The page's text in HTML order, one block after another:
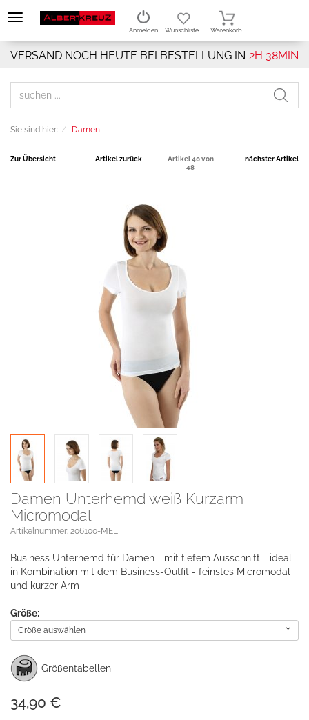
VERSAND NOCH HEUTE BEI BESTELLUNG IN 2H 38MIN
Anmelden Wunschliste Warenkorb
Sie sind hier: Damen
Zur Übersicht Artikel zurück
Artikel 40 von
48
nächster Artikel
Damen Unterhemd weiß Kurzarm
Micromodal
Artikelnummer: 206100-MEL
Business Unterhemd für Damen - mit tiefem Ausschnitt - ideal
in Kombination mit dem Business-Outfit - feinstes Micromodal
und kurzer Arm
Größe:
Größe auswählen
Größentabellen
34,90 €